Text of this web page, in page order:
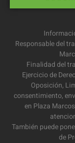
Responsable del
Finalidad del
Ejercicio de
Oposición,
consentimiento,
en Plaza
También puede
de